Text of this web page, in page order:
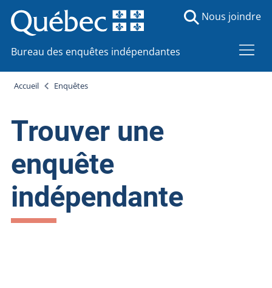
Bureau des enquêtes indépendantes
Nous joindre
Accueil Enquêtes
Trouver une
enquête
indépendante